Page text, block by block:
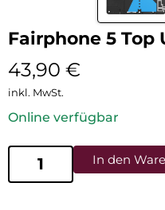
Fairphone 5 Top
43,90 €
inkl. MwSt.
Online verfügbar
In den